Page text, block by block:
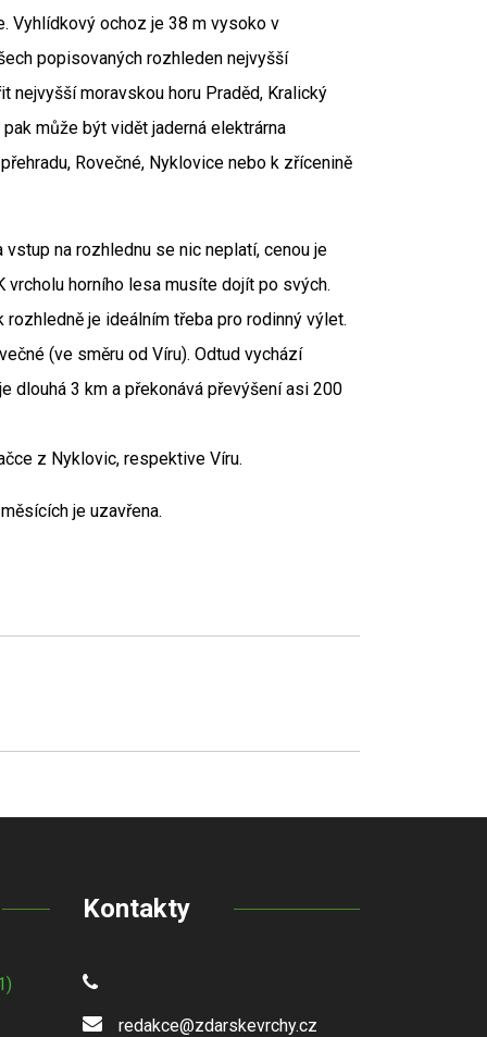
Vyhlídkový ochoz je 38 m vysoko v
popisovaných rozhleden nejvyšší
moravskou horu Praděd, Kralický
může být vidět jaderná elektrárna
Rovečné, Nyklovice nebo k zřícenině
na rozhlednu se nic neplatí, cenou je
vrcholu horního lesa musíte dojít po svých.
je ideálním třeba pro rodinný výlet.
(ve směru od Víru). Odtud vychází
dlouhá 3 km a překonává převýšení asi 200
z Nyklovic, respektive Víru.
je uzavřena.
Kontakty
redakce@zdarskevrchy.cz